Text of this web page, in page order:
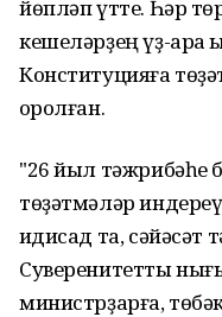
йөпләп үтте. Һәр
кешеләрҙең үҙ-ара
Конституцияға
ҡоролған.
"26 йыл тәжрибәһе
төҙәтмәләр
иҡдисад та, сәйәсәт
Суверенитетты
министрҙарға,